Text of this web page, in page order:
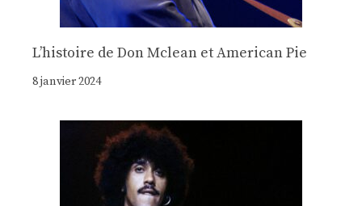
Lʼhistoire de Don Mclean et American Pie
8 janvier 2024